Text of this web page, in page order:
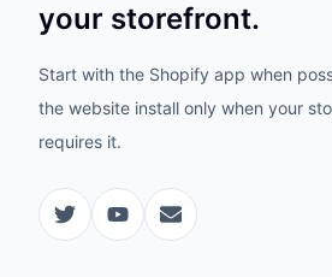
your storefront.
Start with the Shopify app when
the website install only when your
requires it.